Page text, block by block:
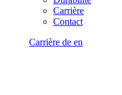
Carrière
Contact
Carrière de en